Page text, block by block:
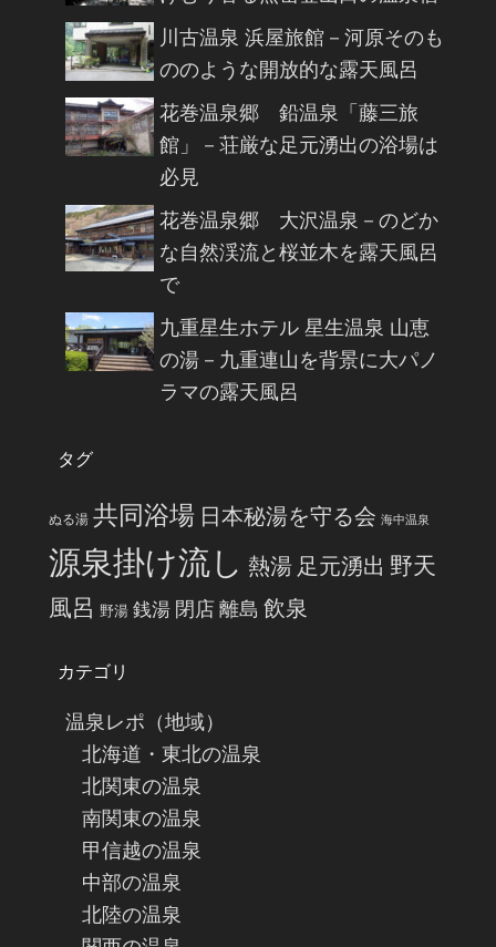
川古温泉 浜屋旅館－河原そのも
ののような開放的な露天風呂
花巻温泉郷 鉛温泉「藤三旅
館」－荘厳な足元湧出の浴場は
必見
花巻温泉郷 大沢温泉－のどか
な自然渓流と桜並木を露天風呂
で
九重星生ホテル 星生温泉 山恵
の湯－九重連山を背景に大パノ
ラマの露天風呂
タグ
ぬる湯 共同浴場 日本秘湯を守る会 海中温泉
源泉掛け流し 熱湯 足元湧出 野天
風呂 野湯 銭湯 閉店 離島 飲泉
カテゴリ
温泉レポ（地域）
北海道・東北の温泉
北関東の温泉
南関東の温泉
甲信越の温泉
中部の温泉
北陸の温泉